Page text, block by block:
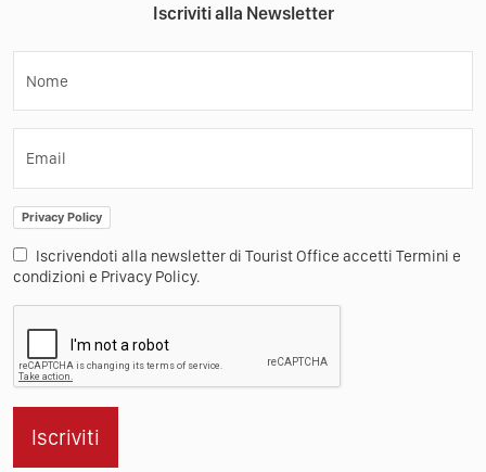
Iscriviti alla Newsletter
Nome
Email
Privacy Policy
Iscrivendoti alla newsletter di Tourist Office accetti Termini e
condizioni e Privacy Policy.
Iscriviti